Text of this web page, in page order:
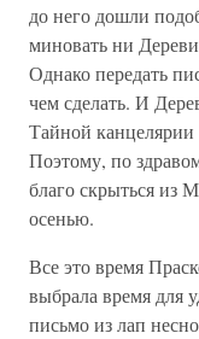
до него дошли
миновать ни
Однако передать
чем сделать. И
Тайной
Поэтому, по
благо скрыться из
осенью.
Все это время
выбрала время для
письмо из лап